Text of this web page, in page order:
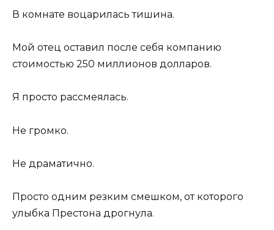
В комнате воцарилась тишина.
Мой отец оставил после себя компанию
стоимостью 250 миллионов долларов.
Я просто рассмеялась.
Не громко.
Не драматично.
Просто одним резким смешком, от которого
улыбка Престона дрогнула.